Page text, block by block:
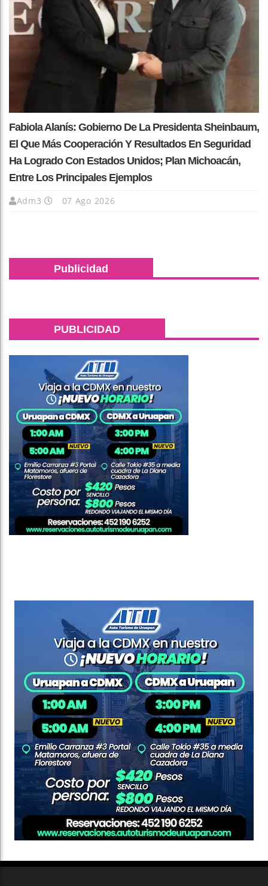
Fabiola Alanís: Gobierno De La Presidenta Sheinbaum,
El Que Más Cooperación Y Resultados En Seguridad
Ha Logrado Con Estados Unidos; Plan Michoacán,
Entre Los Principales Ejemplos
Adm3 07 Ago 2026
Publicidad
PUBLICIDAD